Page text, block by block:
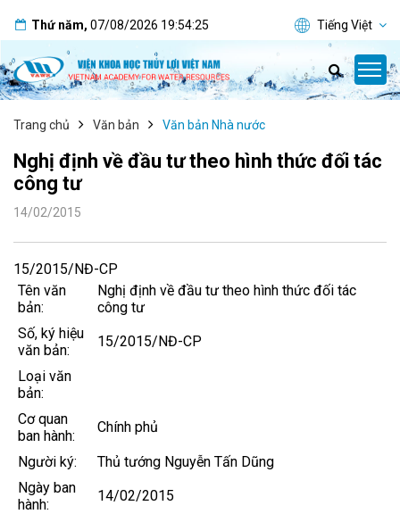
Thứ năm, 07/08/2026 19:54:25 Tiếng Việt
Trang chủ Văn bản Văn bản Nhà nước
Nghị định về đầu tư theo hình thức đối tác
công tư
14/02/2015
15/2015/NĐ-CP
Tên văn
bản:
Nghị định về đầu tư theo hình thức đối tác
công tư
Số, ký hiệu
văn bản:
15/2015/NĐ-CP
Loại văn
bản:
Cơ quan
ban hành:
Chính phủ
Người ký:
Thủ tướng Nguyễn Tấn Dũng
Ngày ban
hành:
14/02/2015